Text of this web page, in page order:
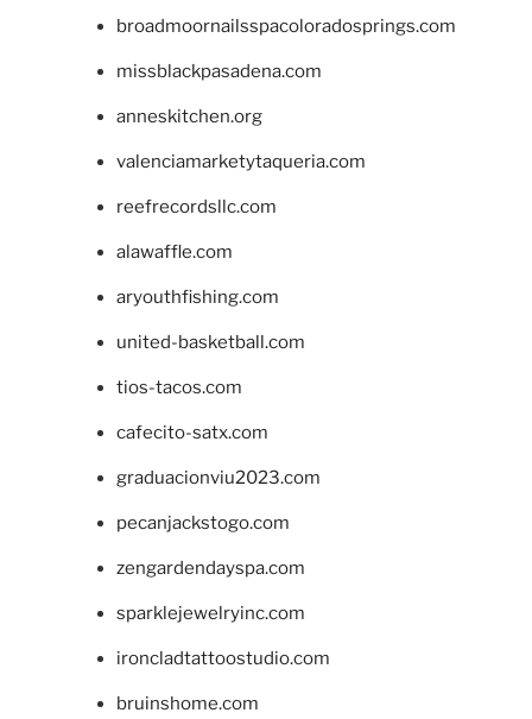
broadmoornailsspacoloradosprings.com
missblackpasadena.com
anneskitchen.org
valenciamarketytaqueria.com
reefrecordsllc.com
alawaffle.com
aryouthfishing.com
united-basketball.com
tios-tacos.com
cafecito-satx.com
graduacionviu2023.com
pecanjackstogo.com
zengardendayspa.com
sparklejewelryinc.com
ironcladtattoostudio.com
bruinshome.com